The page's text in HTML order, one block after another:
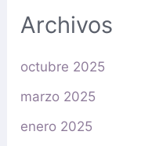
Archivos
octubre 2025
marzo 2025
enero 2025